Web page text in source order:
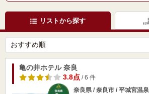
リストから探す
亀の井ホテル 奈良
3.8点/ 6 件
奈良県 / 奈良市 / 平城宮温泉